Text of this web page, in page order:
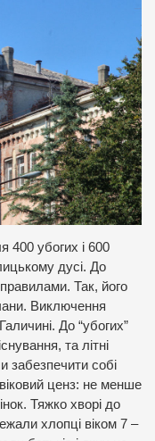
400 убогих і 600
дусі. До
Так, його
Виключення
До “убогих”
та літні
забезпечити собі
віковий ценз: не менше
Тяжко хворі до
хлопці віком 7 –